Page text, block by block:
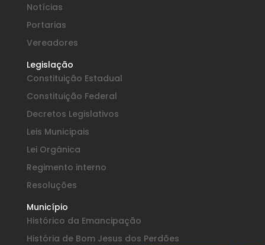
Notícias
Portarias
Vereadores
Legislação
Constituição Estadual
Constituição Federal
Decretos Legislativos
Leis Municipais
Lei Orgânica
Regimento interno
Resoluções
Município
Histórico da Emancipação
História de Bom Jesus dos Perdões